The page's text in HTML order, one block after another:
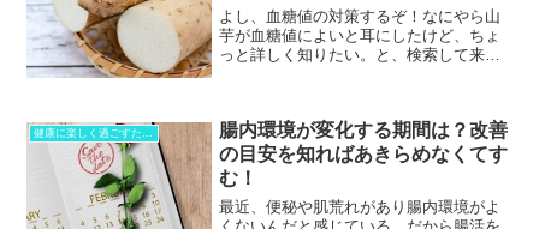
よし、血糖値の対策するぞ！なにやら山
芋が血糖値によいと耳にしたけど、ちょ
っと詳しく知りたい。と、検索して来て
そこで、効果的な食べ方や...
健康に楽しく過ごすために！
腸内環境が変化する期間は？改善
の目安を知ればあきらめなくてす
む！
最近、便秘や肌荒れがあり腸内環境がよ